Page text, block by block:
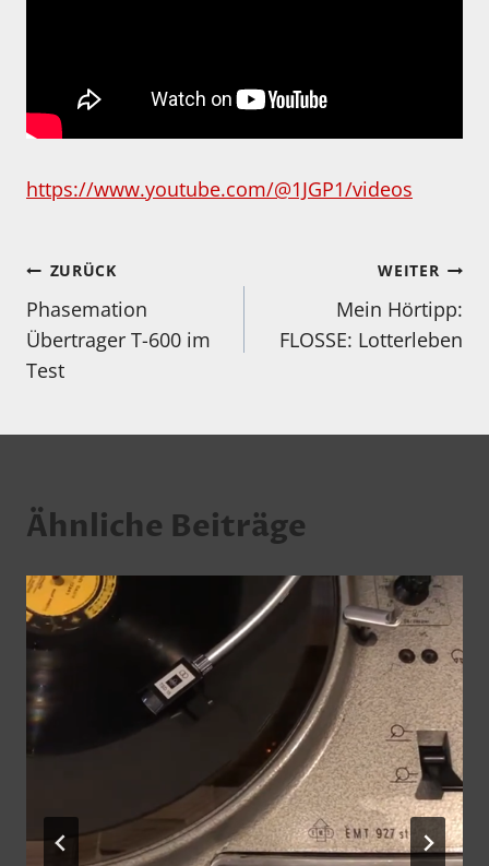
https://www.youtube.com/@1JGP1/videos
Beitragsnavigation
ZURÜCK
Phasemation
Übertrager T-600 im
Test
WEITER
Mein Hörtipp:
FLOSSE: Lotterleben
Ähnliche Beiträge